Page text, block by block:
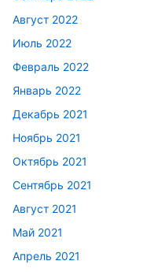
Август 2022
Июль 2022
Февраль 2022
Январь 2022
Декабрь 2021
Ноябрь 2021
Октябрь 2021
Сентябрь 2021
Август 2021
Май 2021
Апрель 2021